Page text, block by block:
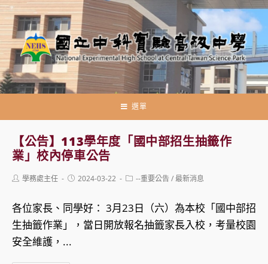
跳
轉
至
主
要
內
選單
【公告】113學年度「國中部招生抽籤作
業」校內停車公告
Post學務處主任
Post2024-03-22
Post--重要公告/最新消息
各位家長、同學好： 3月23日（六）為本校「國中部招
生抽籤作業」，當日開放報名抽籤家長入校，考量校園
安全維護，...